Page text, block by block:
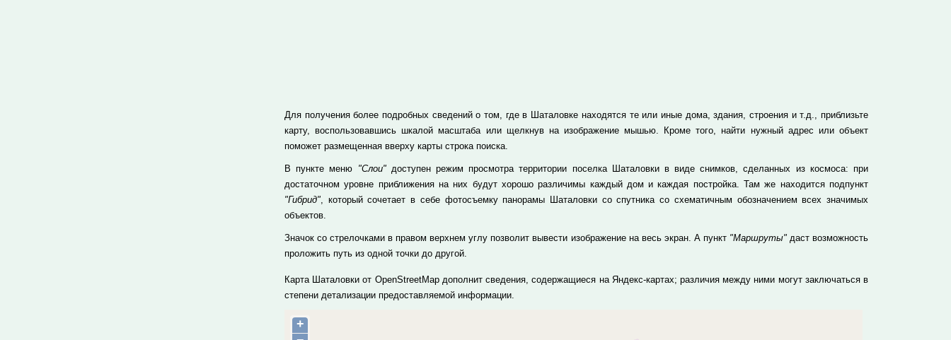
Для получения более подробных сведений о том, где в Шаталовке находятся те или иные дома, здания, строения и т.д., приблизьте
карту, воспользовавшись шкалой масштаба или щелкнув на изображение мышью. Кроме того, найти нужный адрес или объект
поможет размещенная вверху карты строка поиска.
В пункте меню "Слои"доступен режим просмотра территории поселка Шаталовки в виде снимков, сделанных из космоса: при
достаточном уровне приближения на них будут хорошо различимы каждый дом и каждая постройка. Там же находится подпункт
"Гибрид", который сочетает в себе фотосъемку панорамы Шаталовки со спутника со схематичным обозначением всех значимых
объектов.
Значок со стрелочками в правом верхнем углу позволит вывести изображение на весь экран. А пункт "Маршруты"даст возможность
проложить путь из одной точки до другой.
Карта Шаталовки от OpenStreetMap дополнит сведения, содержащиеся на Яндекс-картах; различия между ними могут заключаться в
степени детализации предоставляемой информации.
+